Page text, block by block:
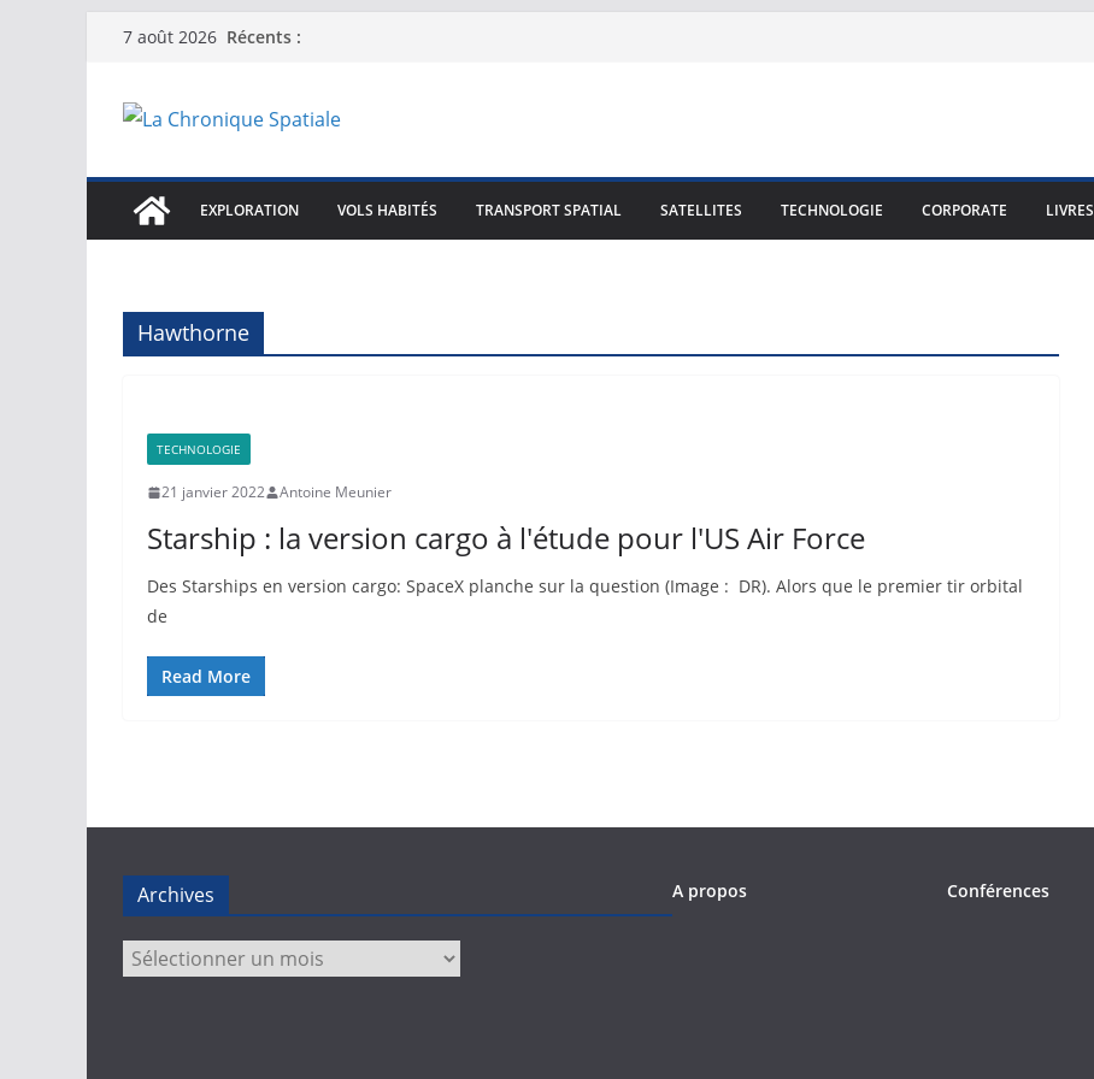
Passer7 août 2026 Récents :
EXPLORATION VOLS HABITÉS TRANSPORT SPATIAL SATELLITES TECHNOLOGIE CORPORATE LIVRES
Hawthorne
TECHNOLOGIE
21 janvier 2022 Antoine Meunier
Starship : la version cargo à l'étude pour l'US Air Force
Des Starships en version cargo: SpaceX planche sur la question (Image : DR). Alors que le premier tir orbital
de
Read More
Archives
Archives
A propos Conférences